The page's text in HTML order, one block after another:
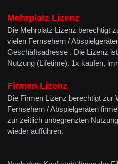
Mehrplatz Lizenz
Die Mehrplatz Lizenz berechtigt
vielen Fernsehern /
Geschäftsadresse . Die Lizenz
Nutzung (Lifetime). 1x kaufen,
Firmen Lizenz
Die Firmen Lizenz berechtigt zur
Fernsehern / Abspielgeräten
zur zeitlich unbegrenzten
wieder aufführen.